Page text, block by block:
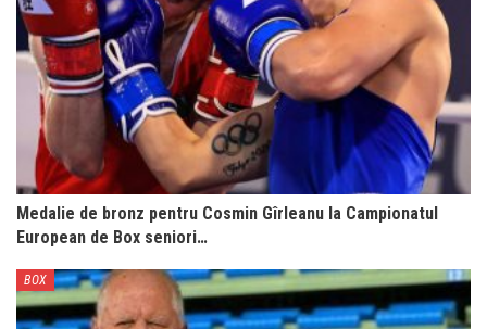
Medalie de bronz pentru Cosmin Gîrleanu la Campionatul
European de Box seniori…
BOX